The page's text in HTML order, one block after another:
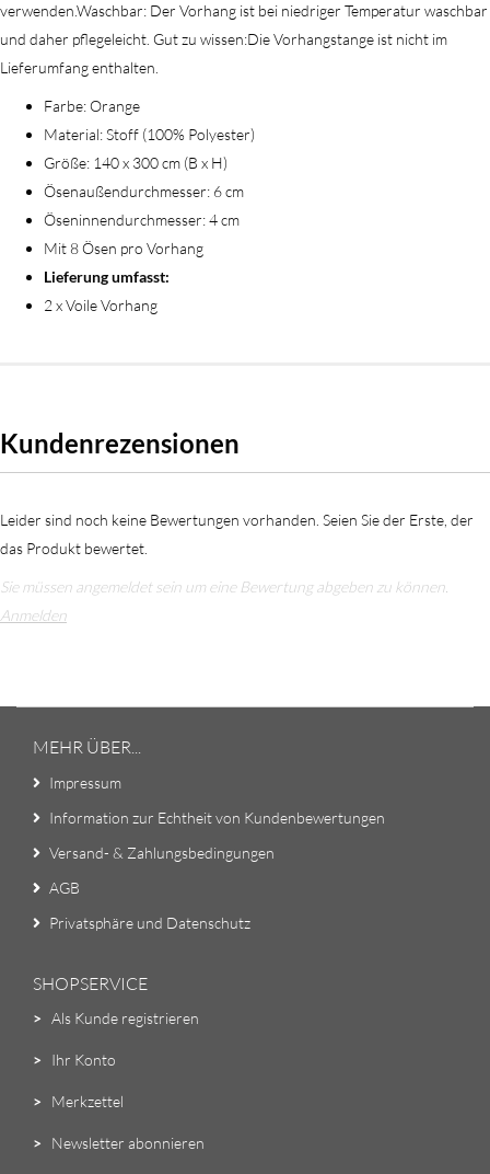
verwenden.Waschbar: Der Vorhang ist bei niedriger Temperatur waschbar
und daher pflegeleicht. Gut zu wissen:Die Vorhangstange ist nicht im
Lieferumfang enthalten.
Farbe: Orange
Material: Stoff (100% Polyester)
Größe: 140 x 300 cm (B x H)
Ösenaußendurchmesser: 6 cm
Öseninnendurchmesser: 4 cm
Mit 8 Ösen pro Vorhang
Lieferung umfasst:
2 x Voile Vorhang
Kundenrezensionen
Leider sind noch keine Bewertungen vorhanden. Seien Sie der Erste, der
das Produkt bewertet.
Sie müssen angemeldet sein um eine Bewertung abgeben zu können.
Anmelden
MEHR ÜBER...
Impressum
Information zur Echtheit von Kundenbewertungen
Versand- & Zahlungsbedingungen
AGB
Privatsphäre und Datenschutz
SHOPSERVICE
> Als Kunde registrieren
> Ihr Konto
> Merkzettel
> Newsletter abonnieren